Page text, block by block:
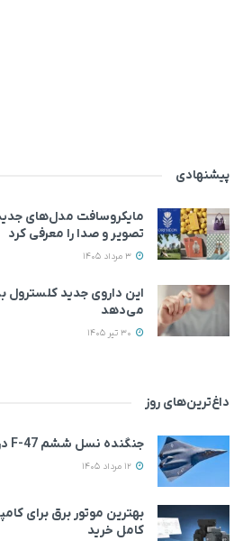
پیشنهادی
مایکروسافت مدل‌های
تصویر و صدا را معرفی کرد
می‌دهد
داغ‌ترین‌های روز
جنگنده نسل ششم F-47 در مسیر نخستین پرواز
بهترین موتور برق برای
کامل خرید